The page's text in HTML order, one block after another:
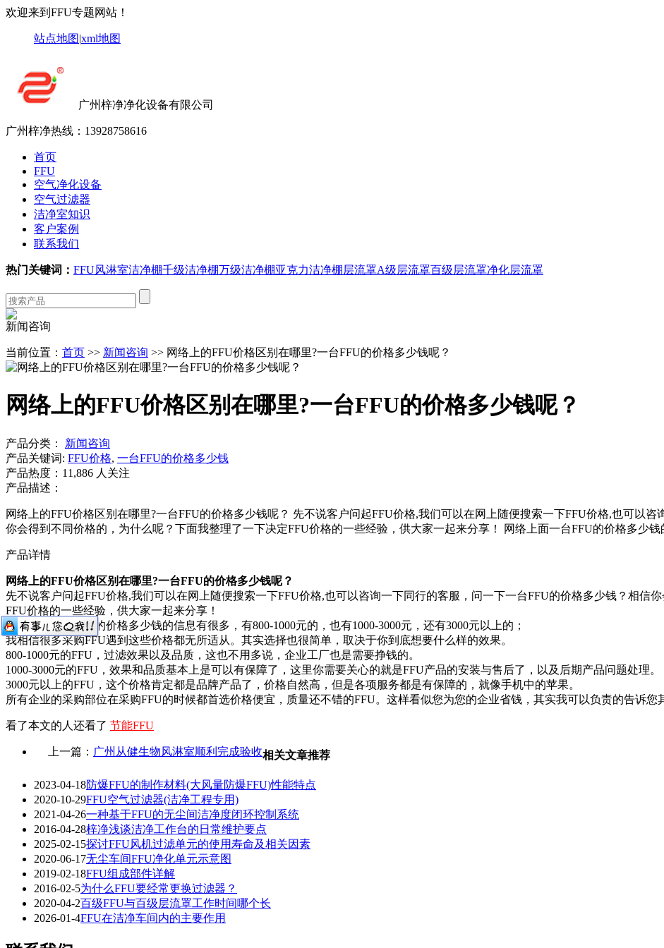
欢迎来到FFU专题网站！
站点地图|xml地图
广州梓净净化设备有限公司
广州梓净热线： 13928758616
首页
FFU
空气净化设备
空气过滤器
洁净室知识
客户案例
联系我们
热门关键词： FFU风淋室洁净棚千级洁净棚万级洁净棚亚克力洁净棚 层流罩A级层流罩百级层流罩净化层流罩
新闻咨询
当前位置： 首页 >> 新闻咨询 >> 网络上的FFU价格区别在哪里?一台FFU的价格多少钱呢？
网络上的FFU价格区别在哪里?一台FFU的价格多少钱呢？
产品分类： 新闻咨询
产品关键词: FFU价格, 一台FFU的价格多少钱
产品热度：11,886 人关注
产品描述：
网络上的FFU价格区别在哪里?一台FFU的价格多少钱呢？ 先不说客户问起FFU价格,我们可以在网上随便搜索一下FFU价格,也可以
你会得到不同价格的，为什么呢？下面我整理了一下决定FFU价格的一些经验，供大家一起来分享！ 网络上面一台FFU的价格多少
产品详情
网络上的FFU价格区别在哪里?一台FFU的价格多少钱呢？
先不说客户问起FFU价格,我们可以在网上随便搜索一下FFU价格,也可以咨询一下同行的客服，问一下一台FFU的价格多少钱？相信
FFU价格的一些经验，供大家一起来分享！
网络上面一台FFU的价格多少钱的信息有很多，有800-1000元的，也有1000-3000元，还有3000元以上的；
我相信很多采购FFU遇到这些价格都无所适从。其实选择也很简单，取决于你到底想要什么样的效果。
800-1000元的FFU，过滤效果以及品质，这也不用多说，企业工厂也是需要挣钱的。
1000-3000元的FFU，效果和品质基本上是可以有保障了，这里你需要关心的就是FFU产品的安装与售后了，以及后期产品问题处理。
3000元以上的FFU，这个价格肯定都是品牌产品了，价格自然高，但是各项服务都是有保障的，就像手机中的苹果。
所有企业的采购部位在采购FFU的时候都首选价格便宜，质量还不错的FFU。这样看似您为您的企业省钱，其实我可以负责的告诉您
看了本文的人还看了 节能FFU
上一篇： 广州从健生物风淋室顺利完成验收相关文章推荐
2023-04-18防爆FFU的制作材料(大风量防爆FFU)性能特点
2020-10-29FFU空气过滤器(洁净工程专用)
2021-04-26一种基于FFU的无尘间洁净度闭环控制系统
2016-04-28梓净浅谈洁净工作台的日常维护要点
2025-02-15探讨FFU风机过滤单元的使用寿命及相关因素
2020-06-17无尘车间FFU净化单元示意图
2019-02-18FFU组成部件详解
2016-02-5为什么FFU要经常更换过滤器？
2020-04-2百级FFU与百级层流罩工作时间哪个长
2026-01-4FFU在洁净车间内的主要作用